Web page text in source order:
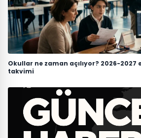
Okullar ne zaman açılıyor? 2026-
takvimi